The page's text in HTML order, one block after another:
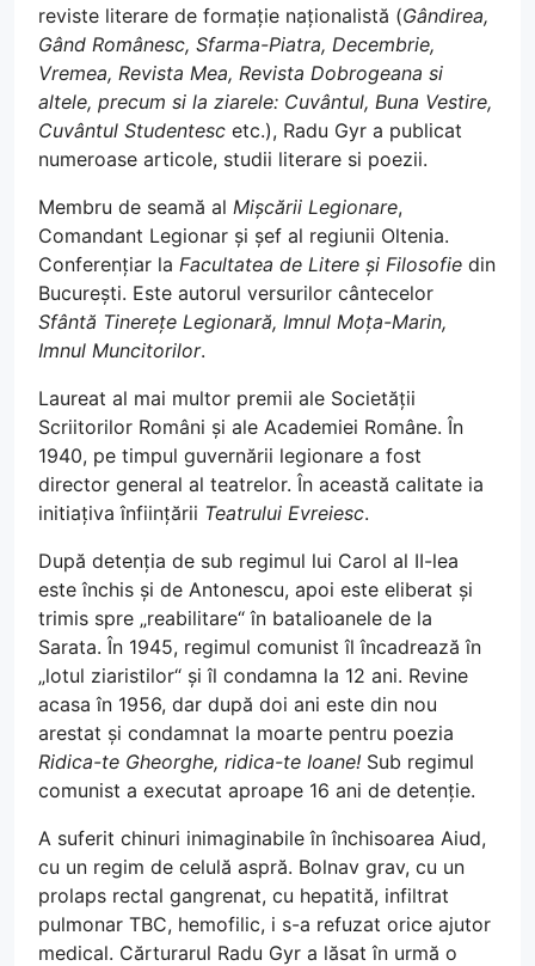
reviste literare de formație naționalistă (Gândirea,
Gând Românesc, Sfarma-Piatra, Decembrie,
Vremea, Revista Mea, Revista Dobrogeana si
altele, precum si la ziarele: Cuvântul, Buna Vestire,
Cuvântul Studentesc etc.), Radu Gyr a publicat
numeroase articole, studii literare si poezii.
Membru de seamă al Mișcării Legionare,
Comandant Legionar și șef al regiunii Oltenia.
Conferențiar la Facultatea de Litere și Filosofie din
București. Este autorul versurilor cântecelor
Sfântă Tinerețe Legionară, Imnul Moța-Marin,
Imnul Muncitorilor.
Laureat al mai multor premii ale Societății
Scriitorilor Români și ale Academiei Române. În
1940, pe timpul guvernării legionare a fost
director general al teatrelor. În această calitate ia
initiațiva înființării Teatrului Evreiesc.
După detenția de sub regimul lui Carol al II-lea
este închis și de Antonescu, apoi este eliberat și
trimis spre „reabilitare“ în batalioanele de la
Sarata. În 1945, regimul comunist îl încadrează în
„lotul ziaristilor“ și îl condamna la 12 ani. Revine
acasa în 1956, dar după doi ani este din nou
arestat și condamnat la moarte pentru poezia
Ridica-te Gheorghe, ridica-te Ioane! Sub regimul
comunist a executat aproape 16 ani de detenție.
A suferit chinuri inimaginabile în închisoarea Aiud,
cu un regim de celulă aspră. Bolnav grav, cu un
prolaps rectal gangrenat, cu hepatită, infiltrat
pulmonar TBC, hemofilic, i s-a refuzat orice ajutor
medical. Cărturarul Radu Gyr a lăsat în urmă o